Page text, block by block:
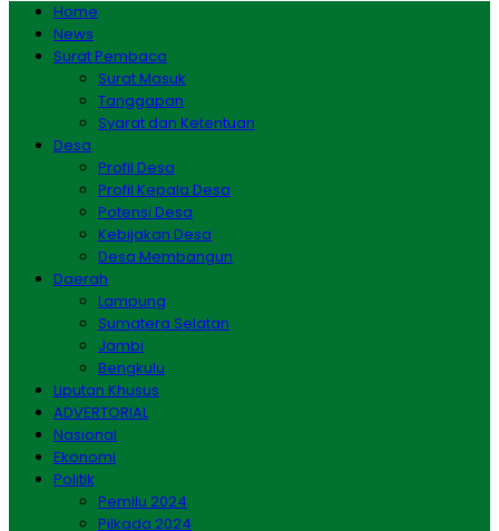
Home
News
Surat Pembaca
Surat Masuk
Tanggapan
Syarat dan Ketentuan
Desa
Profil Desa
Profil Kepala Desa
Potensi Desa
Kebijakan Desa
Desa Membangun
Daerah
Lampung
Sumatera Selatan
Jambi
Bengkulu
Liputan Khusus
ADVERTORIAL
Nasional
Ekonomi
Politik
Pemilu 2024
Pilkada 2024